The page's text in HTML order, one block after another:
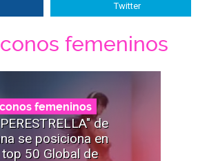
Twitter
femeninos
femeninos
de
se posiciona en
50 Global de